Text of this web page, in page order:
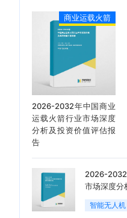
商业运载火箭
2026-2032年中国商业
运载火箭行业市场深度
分析及投资价值评估报
告
2026-2032
市场深度分
智能无人机